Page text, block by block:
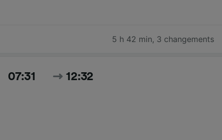
5 h 42 min, 3 changements
07:31 12:32